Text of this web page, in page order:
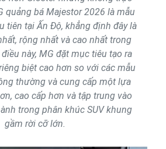
quảng bá Majestor 2026 là mẫu
tiên tại Ấn Độ, khẳng định đây là
rộng nhất và cao nhất trong
này, MG đặt mục tiêu tạo ra
biệt cao hơn so với các mẫu
thường và cung cấp một lựa
cao cấp hơn và tập trung vào
trong phân khúc SUV khung
gầm rời cỡ lớn.